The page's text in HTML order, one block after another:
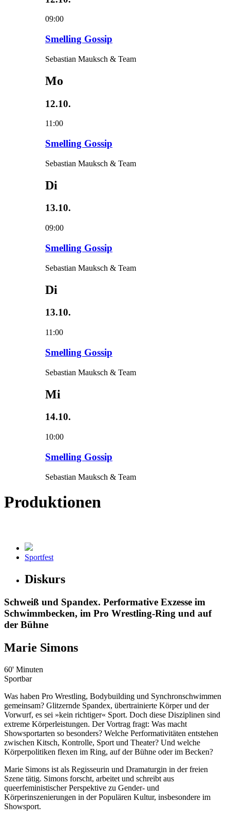
09:00
Smelling Gossip
Sebastian Mauksch & Team
Mo
12.10.
11:00
Smelling Gossip
Sebastian Mauksch & Team
Di
13.10.
09:00
Smelling Gossip
Sebastian Mauksch & Team
Di
13.10.
11:00
Smelling Gossip
Sebastian Mauksch & Team
Mi
14.10.
10:00
Smelling Gossip
Sebastian Mauksch & Team
Produktionen
Sportfest
Diskurs
Schweiß und Spandex. Performative Exzesse im
Schwimmbecken, im Pro Wrestling-Ring und auf
der Bühne
Marie Simons
60' Minuten
Sportbar
Was haben Pro Wrestling, Bodybuilding und Synchronschwimmen
gemeinsam? Glitzernde Spandex, übertrainierte Körper und der
Vorwurf, es sei »kein richtiger« Sport. Doch diese Disziplinen sind
extreme Körperleistungen. Der Vortrag fragt: Was macht
Showsportarten so besonders? Welche Performativitäten entstehen
zwischen Kitsch, Kontrolle, Sport und Theater? Und welche
Körperpolitiken flexen im Ring, auf der Bühne oder im Becken?
Marie Simons ist als Regisseurin und Dramaturgin in der freien
Szene tätig. Simons forscht, arbeitet und schreibt aus
queerfeministischer Perspektive zu Gender- und
Körperinszenierungen in der Populären Kultur, insbesondere im
Showsport.